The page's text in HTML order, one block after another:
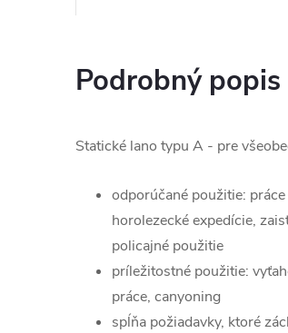
Podrobný popis
Statické lano typu A - pre
odporúčané použitie:
horolezecké expedície,
policajné použitie
príležitostné použitie:
práce, canyoning
spĺňa požiadavky, ktoré